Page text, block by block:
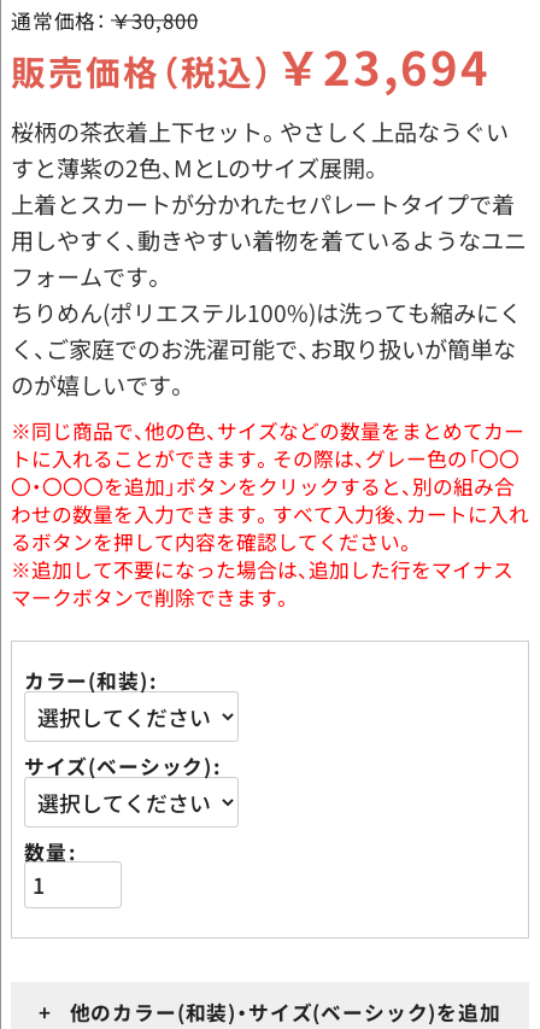
通常価格： ￥30,800
販売価格（税込） ￥23,694
桜柄の茶衣着上下セット。やさしく上品なうぐい
すと薄紫の2色、MとLのサイズ展開。
上着とスカートが分かれたセパレートタイプで着
用しやすく、動きやすい着物を着ているようなユニ
フォームです。
ちりめん(ポリエステル100%)は洗っても縮みにく
く、ご家庭でのお洗濯可能で、お取り扱いが簡単な
のが嬉しいです。
※同じ商品で、他の色、サイズなどの数量をまとめてカー
トに入れることができます。その際は、グレー色の「〇〇
〇・〇〇〇を追加」ボタンをクリックすると、別の組み合
わせの数量を入力できます。すべて入力後、カートに入れ
るボタンを押して内容を確認してください。
※追加して不要になった場合は、追加した行をマイナス
マークボタンで削除できます。
カラー(和装)
サイズ(ベーシック)
数量
+ 他のカラー(和装)・サイズ(ベーシック)を追加